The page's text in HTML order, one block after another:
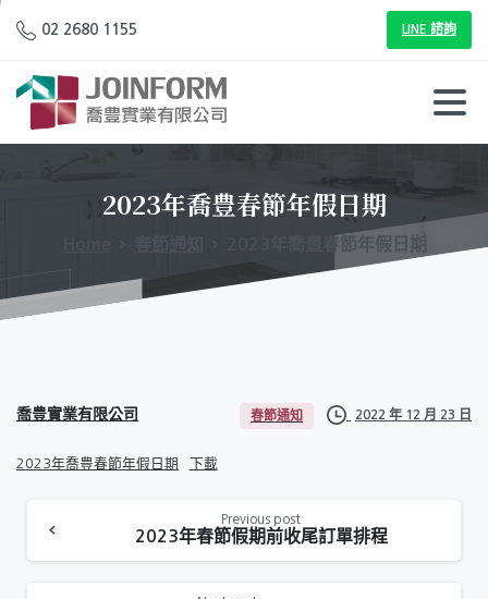
02 2680 1155 LINE 諮詢
2023年喬豊春節年假日期
2023年喬豊春節年假日期
喬豊實業有限公司 春節通知 2022 年 12 月 23 日
2023年喬豊春節年假日期 下載
Previous post
2023年春節假期前收尾訂單排程